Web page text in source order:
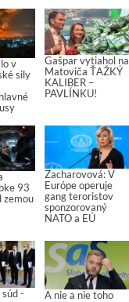
v
sily
Gašpar vytiahol na
Matoviča ŤAŽKÝ
KALIBER –
PAVLÍNKU!
93
zemou
Zacharovová: V
Európe operuje
gang teroristov
sponzorovaný
NATO a EÚ
-
A nie a nie toho